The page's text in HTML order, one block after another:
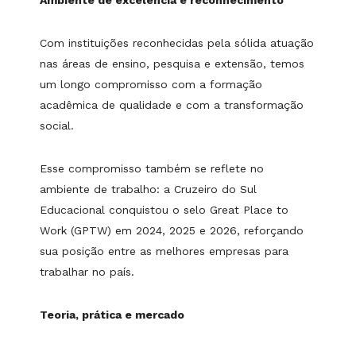
Com instituições reconhecidas pela sólida atuação
nas áreas de ensino, pesquisa e extensão, temos
um longo compromisso com a formação
acadêmica de qualidade e com a transformação
social.
Esse compromisso também se reflete no
ambiente de trabalho: a Cruzeiro do Sul
Educacional conquistou o selo Great Place to
Work (GPTW) em 2024, 2025 e 2026, reforçando
sua posição entre as melhores empresas para
trabalhar no país.
Teoria, prática e mercado